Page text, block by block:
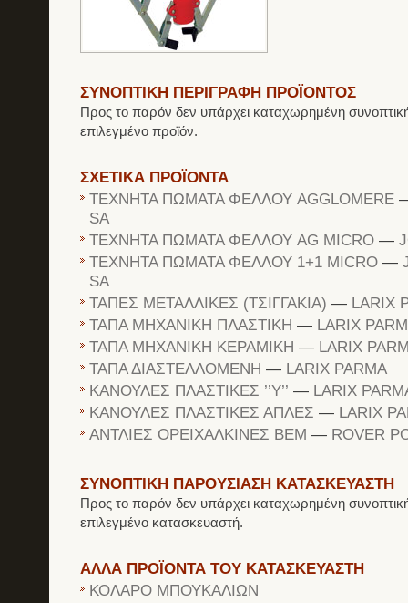
ΣΥΝΟΠΤΙΚΗ ΠΕΡΙΓΡΑΦΗ ΠΡΟΪΟΝΤΟΣ
Προς το παρόν δεν υπάρχει καταχωρημένη
επιλεγμένο προϊόν.
ΣΧΕΤΙΚΑ ΠΡΟΪΟΝΤΑ
ΤΕΧΝΗΤΑ ΠΩΜΑΤΑ ΦΕΛΛΟΥ AGGLOMERE
SA
ΤΕΧΝΗΤΑ ΠΩΜΑΤΑ ΦΕΛΛΟΥ AG MICRO —
ΤΕΧΝΗΤΑ ΠΩΜΑΤΑ ΦΕΛΛΟΥ 1+1 MICRO —
SA
ΤΑΠΕΣ ΜΕΤΑΛΛΙΚΕΣ (ΤΣΙΓΓΑΚΙΑ) — LARIX
ΤΑΠΑ ΜΗΧΑΝΙΚΗ ΠΛΑΣΤΙΚΗ — LARIX
ΤΑΠΑ ΜΗΧΑΝΙΚΗ ΚΕΡΑΜΙΚΗ — LARIX
ΤΑΠΑ ΔΙΑΣΤΕΛΛΟΜΕΝΗ — LARIX PARMA
ΚΑΝΟΥΛΕΣ ΠΛΑΣΤΙΚΕΣ ’’Υ’’ — LARIX
ΚΑΝΟΥΛΕΣ ΠΛΑΣΤΙΚΕΣ ΑΠΛΕΣ — LARIX
ΑΝΤΛΙΕΣ ΟΡΕΙΧΑΛΚΙΝΕΣ ΒΕΜ — ROVER
ΣΥΝΟΠΤΙΚΗ ΠΑΡΟΥΣΙΑΣΗ ΚΑΤΑΣΚΕΥΑΣΤΗ
Προς το παρόν δεν υπάρχει καταχωρημένη
επιλεγμένο κατασκευαστή.
ΑΛΛΑ ΠΡΟΪΟΝΤΑ ΤΟΥ ΚΑΤΑΣΚΕΥΑΣΤΗ
ΚΟΛΑΡΟ ΜΠΟΥΚΑΛΙΩΝ